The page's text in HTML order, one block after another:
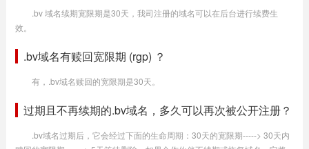
.bv 域名续期宽限期是30天，我司注册的域名可以在后台进行续费生
效。
.bv域名有赎回宽限期 (rgp) ？
有，.bv域名赎回的宽限期是30天。
过期且不再续期的.bv域名，多久可以再次被公开注册？
.bv域名过期后，它会经过下面的生命周期：30天的宽限期-----> 30天内